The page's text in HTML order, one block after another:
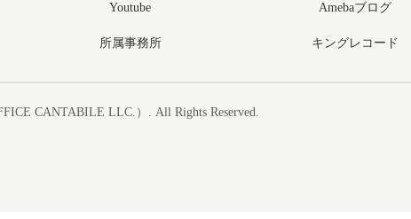
Youtube Amebaブログ
所属事務所 キングレコード
CANTABILE LLC.） . All Rights Reserved.